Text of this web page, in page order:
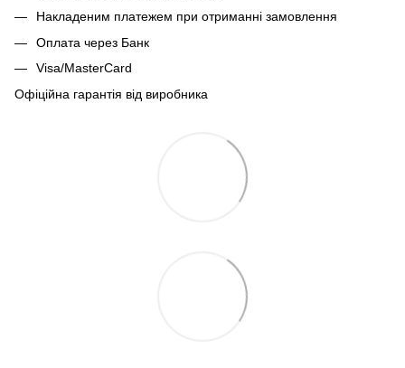
Накладеним платежем при отриманні замовлення
Оплата через Банк
Visa/MasterCard
Офіційна гарантія від виробника